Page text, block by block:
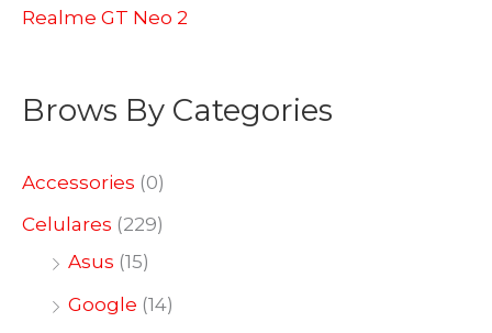
Realme GT Neo 2
Brows By Categories
Accessories (0)
Celulares (229)
Asus (15)
Google (14)